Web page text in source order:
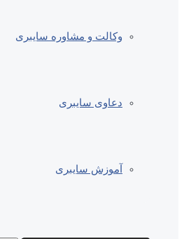
وکالت و مشاوره سایبری
دعاوی سایبری
آموزش سایبری